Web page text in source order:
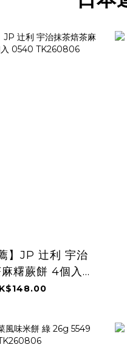
】JP 辻利 宇治
糬蕨餅 4個入
TK260806